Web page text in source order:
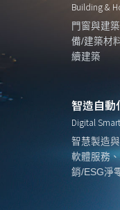
Building &
門窗與建
備/建築材
續建築
智造自動
Digital
智慧製造
軟體服務
銷/ESG淨